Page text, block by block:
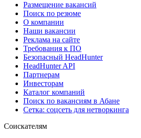
Размещение вакансий
Поиск по резюме
О компании
Наши вакансии
Реклама на сайте
Требования к ПО
Безопасный HeadHunter
HeadHunter API
Партнерам
Инвесторам
Каталог компаний
Поиск по вакансиям в Абане
Сетка: соцсеть для нетворкинга
Соискателям